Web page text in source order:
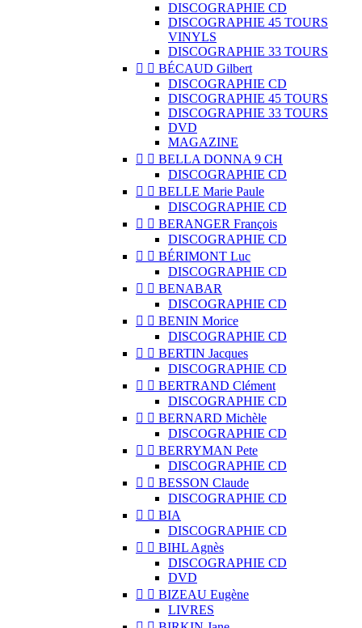
DISCOGRAPHIE CD
DISCOGRAPHIE 45 TOURS
VINYLS
DISCOGRAPHIE 33 TOURS
  BÉCAUD Gilbert
DISCOGRAPHIE CD
DISCOGRAPHIE 45 TOURS
DISCOGRAPHIE 33 TOURS
DVD
MAGAZINE
  BELLA DONNA 9 CH
DISCOGRAPHIE CD
  BELLE Marie Paule
DISCOGRAPHIE CD
  BERANGER François
DISCOGRAPHIE CD
  BÉRIMONT Luc
DISCOGRAPHIE CD
  BENABAR
DISCOGRAPHIE CD
  BENIN Morice
DISCOGRAPHIE CD
  BERTIN Jacques
DISCOGRAPHIE CD
  BERTRAND Clément
DISCOGRAPHIE CD
  BERNARD Michèle
DISCOGRAPHIE CD
  BERRYMAN Pete
DISCOGRAPHIE CD
  BESSON Claude
DISCOGRAPHIE CD
  BIA
DISCOGRAPHIE CD
  BIHL Agnès
DISCOGRAPHIE CD
DVD
  BIZEAU Eugène
LIVRES